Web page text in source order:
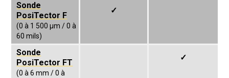
Sonde
PosiTector F
(0 à 1 500 µm / 0 à
60 mils)
✓
Sonde
PosiTector FT
(0 à 6 mm / 0 à
✓